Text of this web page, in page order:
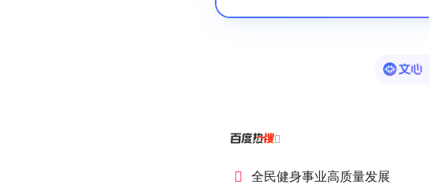

 全民健身事业高质量发展